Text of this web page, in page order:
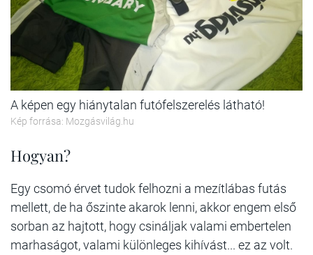
A képen egy hiánytalan futófelszerelés látható!
Kép forrása: Mozgásvilág.hu
Hogyan?
Egy csomó érvet tudok felhozni a mezítlábas futás
mellett, de ha őszinte akarok lenni, akkor engem első
sorban az hajtott, hogy csináljak valami embertelen
marhaságot, valami különleges kihívást... ez az volt.